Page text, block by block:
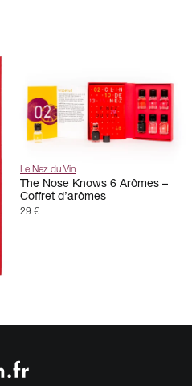
Le Nez du Vin
The Nose Knows 6 Arômes –
Coffret d’arômes
29 €